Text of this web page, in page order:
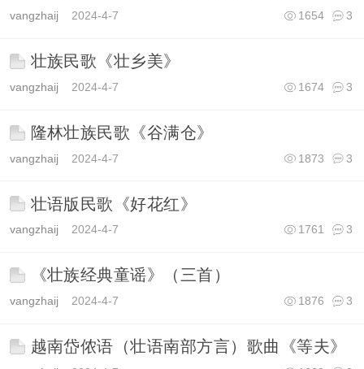
vangzhaij 2024-4-7 3
1654
壮族民歌《壮乡美》
vangzhaij 2024-4-7 3
1674
隆林壮族民歌《谷满仓》
vangzhaij 2024-4-7 3
1873
壮语版民歌《好花红》
vangzhaij 2024-4-7 3
1761
《壮族经典童谣》（三首）
vangzhaij 2024-4-7 3
1876
越南岱侬语（壮语南部方言）歌曲《等夫》